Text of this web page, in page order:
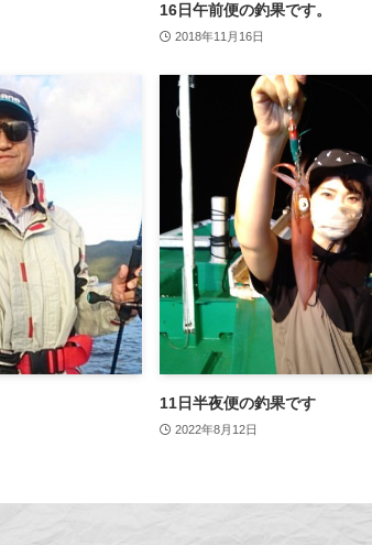
16日午前便の釣果です。
2018年11月16日
11日半夜便の釣果です
2022年8月12日